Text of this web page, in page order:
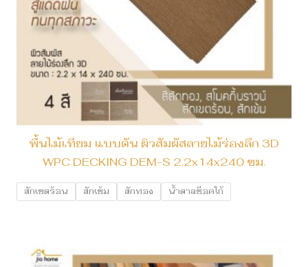
พื้นไม้เทียม แบบตัน ผิวสัมผัสลายไม้ร่องลึก 3D
WPC DECKING DEM-S 2.2x14x240 ซม.
สักเขตร้อน สักเข้ม สักทอง น้ำตาลช็อคโก้